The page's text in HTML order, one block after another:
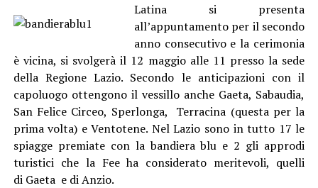
Latina si presenta
all’appuntamento per il secondo
anno consecutivo e la cerimonia
è vicina, si svolgerà il 12 maggio alle 11 presso la sede
della Regione Lazio. Secondo le anticipazioni con il
capoluogo ottengono il vessillo anche Gaeta, Sabaudia,
San Felice Circeo, Sperlonga, Terracina (questa per la
prima volta) e Ventotene. Nel Lazio sono in tutto 17 le
spiagge premiate con la bandiera blu e 2 gli approdi
turistici che la Fee ha considerato meritevoli, quelli
di Gaeta e di Anzio.